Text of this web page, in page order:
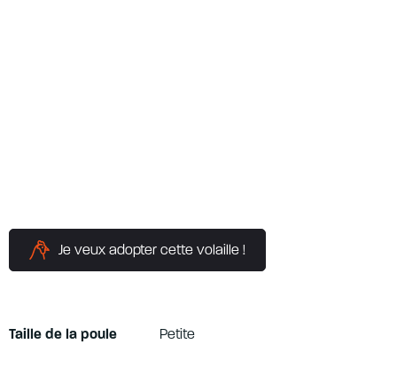
Je veux adopter cette volaille !
Taille de la poule Petite